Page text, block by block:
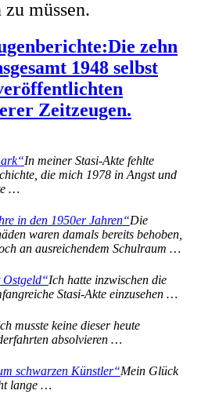
müssen.
Die zehn
1948 selbst
Zeitzeugen.
In meiner Stasi-Akte fehlte
die mich 1978 in Angst und
…
in den 1950er Jahren Die
waren damals bereits behoben,
an ausreichendem Schulraum …
Ostgeld Ich hatte inzwischen die
Stasi-Akte einzusehen …
musste keine dieser heute
absolvieren …
schwarzen Künstler Mein Glück
lange …